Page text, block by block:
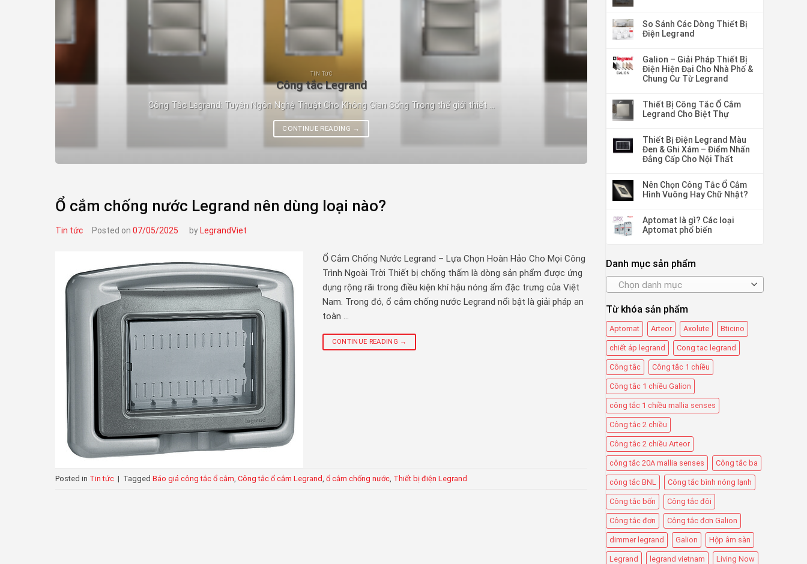
TIN TỨC
Công tắc Legrand
Công Tắc Legrand: Tuyên Ngôn Nghệ Thuật Cho Không Gian Sống Trong thế giới thiết ...
CONTINUE READING →
Ổ cắm chống nước Legrand nên dùng loại nào?
Tin tức Posted on 07/05/2025 by LegrandViet
Ổ Cắm Chống Nước Legrand – Lựa Chọn Hoàn Hảo Cho Mọi Công
Trình Ngoài Trời Thiết bị chống thấm là dòng sản phẩm được ứng
dụng rộng rãi trong điều kiện khí hậu nóng ẩm đặc trưng của Việt
Nam. Trong đó, ổ cắm chống nước Legrand nổi bật là giải pháp an
toàn …
CONTINUE READING →
Posted in Tin tức | Tagged Báo giá công tắc ổ cắm Công tắc ổ cắm Legrand ổ cắm chống nước Thiết bị điện Legrand
So Sánh Các Dòng Thiết Bị
Điện Legrand
Galion – Giải Pháp Thiết Bị
Điện Hiện Đại Cho Nhà Phố &
Chung Cư Từ Legrand
Thiết Bị Công Tắc Ổ Cắm
Legrand Cho Biệt Thự
Thiết Bị Điện Legrand Màu
Đen & Ghi Xám – Điểm Nhấn
Đẳng Cấp Cho Nội Thất
Nên Chọn Công Tắc Ổ Cắm
Hình Vuông Hay Chữ Nhật?
Aptomat là gì? Các loại
Aptomat phổ biến
Danh mục sản phẩm
Chọn danh mục
Từ khóa sản phẩm
Aptomat Arteor Axolute Bticino
chiết áp legrand Cong tac legrand
Công tắc Công tắc 1 chiều
Công tắc 1 chiều Galion
công tắc 1 chiều mallia senses
Công tắc 2 chiều
Công tắc 2 chiều Arteor
công tắc 20A mallia senses Công tắc ba
công tắc BNL Công tắc bình nóng lạnh
Công tắc bốn Công tắc đôi
Công tắc đơn Công tắc đơn Galion
dimmer legrand Galion Hộp âm sàn
Legrand legrand vietnam Living Now